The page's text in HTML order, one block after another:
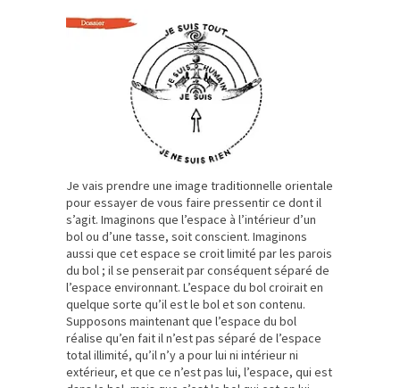
Je vais prendre une image traditionnelle orientale
pour essayer de vous faire pressentir ce dont il
s’agit. Imaginons que l’espace à l’intérieur d’un
bol ou d’une tasse, soit conscient. Imaginons
aussi que cet espace se croit limité par les parois
du bol ; il se penserait par conséquent séparé de
l’espace environnant. L’espace du bol croirait en
quelque sorte qu’il est le bol et son contenu.
Supposons maintenant que l’espace du bol
réalise qu’en fait il n’est pas séparé de l’espace
total illimité, qu’il n’y a pour lui ni intérieur ni
extérieur, et que ce n’est pas lui, l’espace, qui est